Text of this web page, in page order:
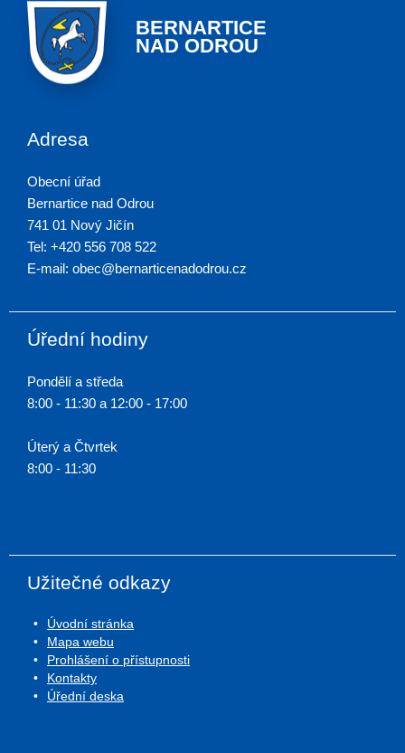
BERNARTICE
NAD ODROU
Adresa
Obecní úřad
Bernartice nad Odrou
741 01 Nový Jičín
Tel: +420 556 708 522
E-mail: obec@bernarticenadodrou.cz
Úřední hodiny
Pondělí a středa
8:00 - 11:30 a 12:00 - 17:00
Úterý a Čtvrtek
8:00 - 11:30
Užitečné odkazy
Úvodní stránka
Mapa webu
Prohlášení o přístupnosti
Kontakty
Úřední deska